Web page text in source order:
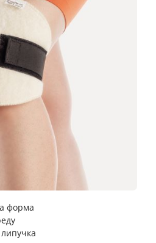
форма